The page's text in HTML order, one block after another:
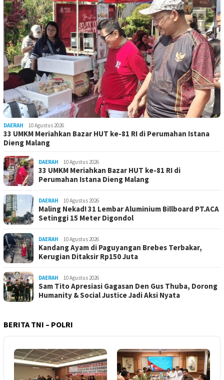
DAERAH 10 Agustus 2026
33 UMKM Meriahkan Bazar HUT ke-81 RI di Perumahan Istana
Dieng Malang
DAERAH 10 Agustus 2026
33 UMKM Meriahkan Bazar HUT ke-81 RI di
Perumahan Istana Dieng Malang
DAERAH 10 Agustus 2026
Maling Nekad! 31 Lembar Aluminium Billboard PT.ACA
Setinggi 15 Meter Digondol
DAERAH 10 Agustus 2026
Kandang Ayam di Paguyangan Brebes Terbakar,
Kerugian Ditaksir Rp150 Juta
DAERAH 10 Agustus 2026
Sam Tito Apresiasi Gagasan Den Gus Thuba, Dorong
Humanity & Social Justice Jadi Aksi Nyata
BERITA TNI – POLRI